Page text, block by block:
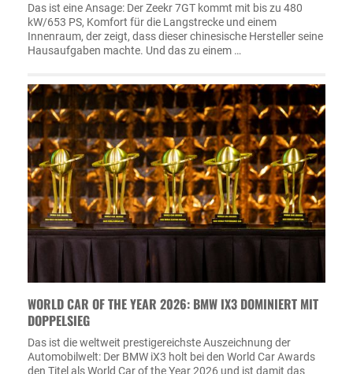
Das ist eine Ansage: Der Zeekr 7GT kommt mit bis zu 480
kW/653 PS, Komfort für die Langstrecke und einem
Innenraum, der zeigt, dass dieser chinesische Hersteller seine
Hausaufgaben machte. Und das zu einem …
WORLD CAR OF THE YEAR 2026: BMW IX3 DOMINIERT MIT
DOPPELSIEG
Das ist die weltweit prestigereichste Auszeichnung der
Automobilwelt: Der BMW iX3 holt bei den World Car Awards
den Titel als World Car of the Year 2026 und ist damit das